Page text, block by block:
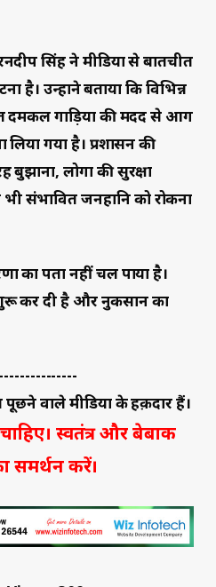
सिंह ने मीडिया से बातचीत
है। उन्होंने बताया कि विभिन्न
दमकल गाड़ियों की मदद से आग
गया है। प्रशासन की
बुझाना, लोगों की सुरक्षा
संभावित जनहानि को रोकना
का पता नहीं चल पाया है।
कर दी है और नुकसान का
वाले मीडिया के हक़दार हैं।
और बेबाक
समर्थन करें।